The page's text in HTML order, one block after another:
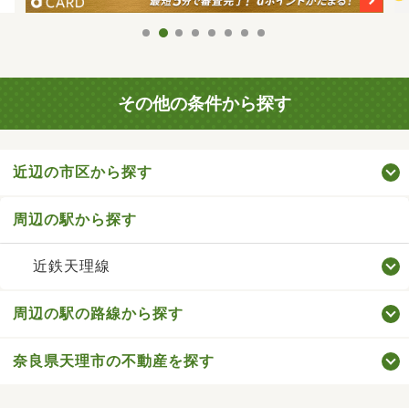
その他の条件から探す
近辺の市区から探す
周辺の駅から探す
近鉄天理線
周辺の駅の路線から探す
奈良県天理市の不動産を探す